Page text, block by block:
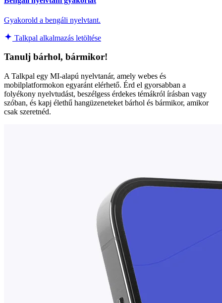
Gyakorold a bengáli nyelvtant.
Talkpal alkalmazás letöltése
Tanulj bárhol, bármikor!
A Talkpal egy MI-alapú nyelvtanár, amely webes és
mobilplatformokon egyaránt elérhető. Érd el gyorsabban a
folyékony nyelvtudást, beszélgess érdekes témákról írásban vagy
szóban, és kapj élethű hangüzeneteket bárhol és bármikor, amikor
csak szeretnéd.